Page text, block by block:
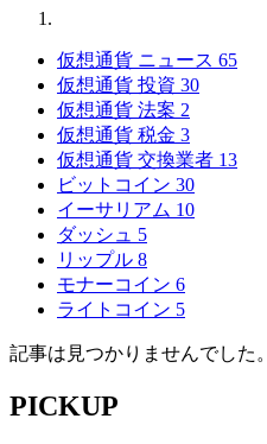
仮想通貨 ニュース 65
仮想通貨 投資 30
仮想通貨 法案 2
仮想通貨 税金 3
仮想通貨 交換業者 13
ビットコイン 30
イーサリアム 10
ダッシュ 5
リップル 8
モナーコイン 6
ライトコイン 5
記事は見つかりませんでした。
PICKUP